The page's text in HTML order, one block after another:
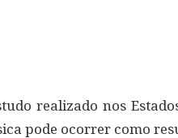
realizado nos
pode ocorrer como